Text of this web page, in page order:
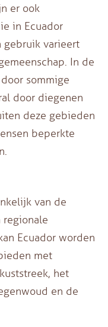
er ook
in Ecuador
gebruik varieert
In de
sommige
door diegenen
deze gebieden
beperkte
van de
regionale
Ecuador worden
met
het
en de